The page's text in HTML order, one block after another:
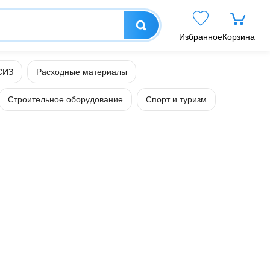
ИзбранноеКорзина
Расходные материалы
Строительное оборудование Спорт и туризм